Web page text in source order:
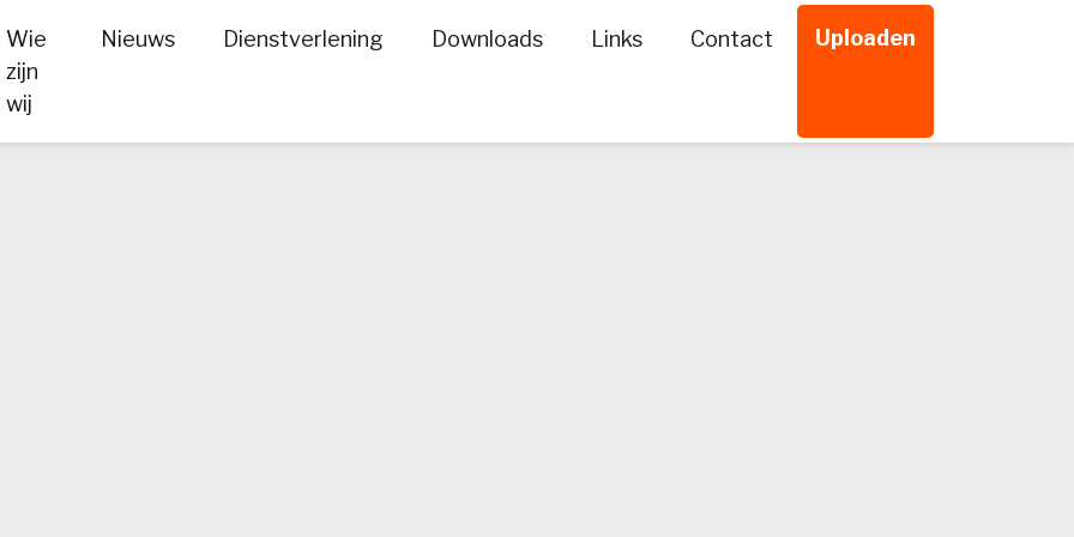
Wie
zijn
wij
Nieuws Dienstverlening Downloads Links Contact Uploaden